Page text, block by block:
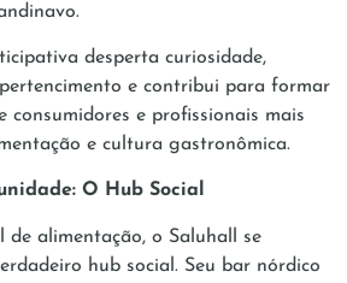
desperta curiosidade,
e contribui para formar
consumidores e profissionais mais
e cultura gastronômica.
O Hub Social
de alimentação, o Saluhall se
hub social. Seu bar nórdico